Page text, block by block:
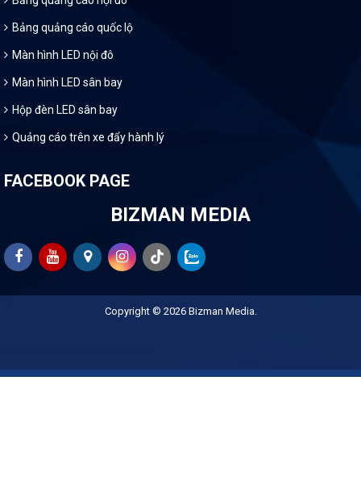
Bảng quảng cáo quốc lộ
Màn hình LED nội đô
Màn hình LED sân bay
Hộp đèn LED sân bay
Quảng cáo trên xe đẩy hành lý
FACEBOOK PAGE
BIZMAN MEDIA
Copyright © 2026 Bizman Media